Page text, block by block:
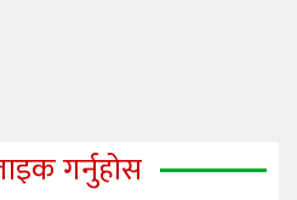
गर्नुहोस